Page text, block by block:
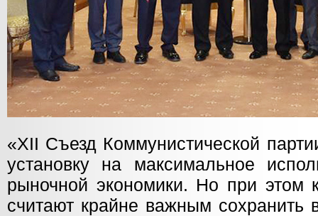
«XII Съезд Коммунистической
установку на максимальное
рыночной экономики. Но при этом
считают крайне важным сохранить